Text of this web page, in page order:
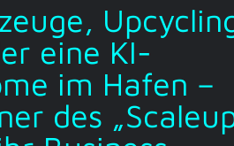
eine KI-
im Hafen –
des